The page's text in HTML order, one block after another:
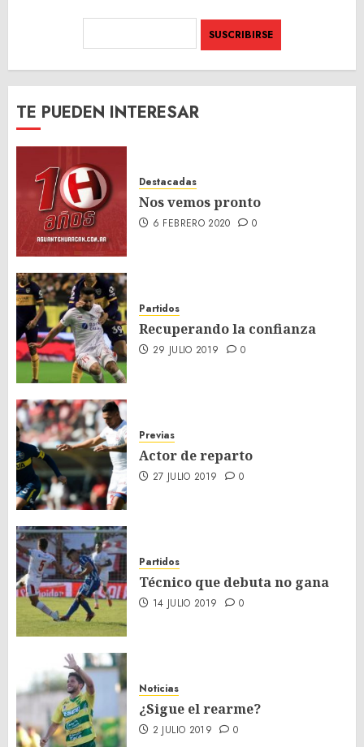
TE PUEDEN INTERESAR
Destacadas
Nos vemos pronto
6 FEBRERO 2020 0
Partidos
Recuperando la confianza
29 JULIO 2019 0
Previas
Actor de reparto
27 JULIO 2019 0
Partidos
Técnico que debuta no gana
14 JULIO 2019 0
Noticias
¿Sigue el rearme?
2 JULIO 2019 0